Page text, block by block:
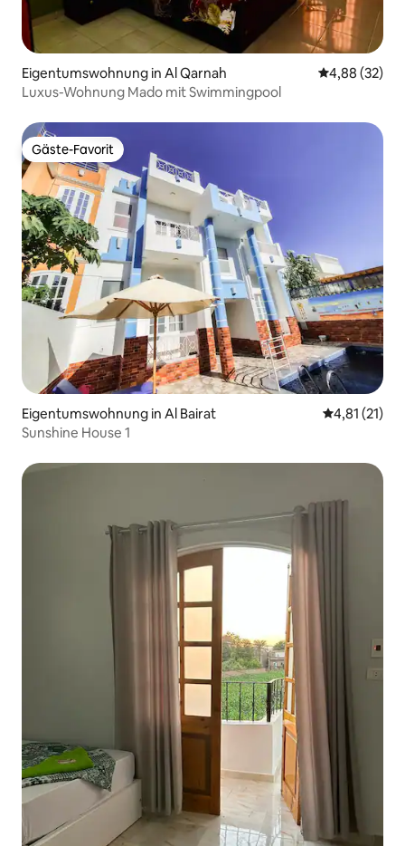
Eigentumswohnung in Al Qarnah
4,88 (32)
Luxus-Wohnung Mado mit Swimmingpool
Gäste-Favorit
Gäste-Favorit
Eigentumswohnung in Al Bairat
4,81 (21)
Sunshine House 1